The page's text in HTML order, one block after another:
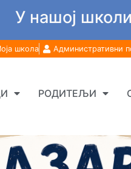
У нашој
школа Административни
РОДИТЕЉИ